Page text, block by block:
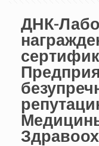
ДНК-